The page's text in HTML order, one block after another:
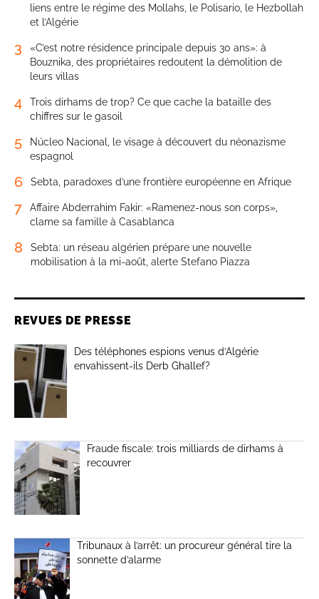
liens entre le régime des Mollahs, le Polisario, le Hezbollah
et l’Algérie
3
«C’est notre résidence principale depuis 30 ans»: à
Bouznika, des propriétaires redoutent la démolition de
leurs villas
4
Trois dirhams de trop? Ce que cache la bataille des
chiffres sur le gasoil
5
Núcleo Nacional, le visage à découvert du néonazisme
espagnol
6 Sebta, paradoxes d’une frontière européenne en Afrique
7
Affaire Abderrahim Fakir: «Ramenez-nous son corps»,
clame sa famille à Casablanca
8
Sebta: un réseau algérien prépare une nouvelle
mobilisation à la mi-août, alerte Stefano Piazza
REVUES DE PRESSE
Des téléphones espions venus d’Algérie
envahissent-ils Derb Ghallef?
Fraude fiscale: trois milliards de dirhams à
recouvrer
Tribunaux à l’arrêt: un procureur général tire la
sonnette d’alarme